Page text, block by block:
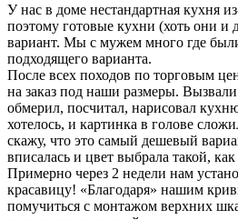
У нас в доме нестандартная кухня
поэтому готовые кухни (хоть они
вариант. Мы с мужем много где
подходящего варианта.
После всех походов по торговым
на заказ под наши размеры.
обмерил, посчитал, нарисовал
хотелось, и картинка в голове
скажу, что это самый дешевый
вписалась и цвет выбрала такой,
Примерно через 2 недели нам
красавицу! «Благодаря» нашим
помучиться с монтажом верхних